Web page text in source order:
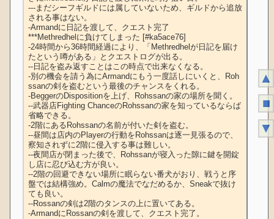
---まだシーフギルドには属していないため、ギルドから追放
される事はない。
-Armandに日記を渡して、クエスト完了
***Methredhelに負けてしまった [#ka5ace76]
-24時間から36時間経過により、「Methredhelが日記を届け
たという噂がある」とクエストログが出る。
--日記を盗み返すことはこの時点で出来なくなる。
-別の機会を請う為にArmandにもう一度話しにいくと、Roh
ssanの剣を盗むという最後のチャンスをくれる。
-BeggerのDispositionを上げ、Rohssanの家の場所を聞く。
--武器店Fighting ChanceのRohssanの家を知っているならば
省略できる。
-2階にあるRohssanの名前が付いた剣を盗む。
--昼間は店内のPlayerの行動をRohssanは逐一見張るので、
察知されずに2階に侵入する事は難しい。
--夜間店が閉まった後で、Rohssanが寝入った隙に鍵を開錠
し店に忍び込む方が良い。
--2階の回避できない場所に眠らない番犬がおり、戦うと序
盤では結構強め。Calmの魔法でなだめるか、Sneakで抜け
ても良い。
--Rossanの剣は2階のタンスの上に置いてある。
-ArmandにRossanの剣を渡して、クエスト完了。
▲
■
▼